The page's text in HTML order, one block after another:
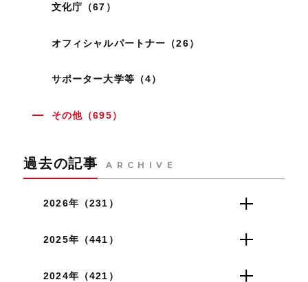
文化庁（67）
オフィシャルパートナー（26）
サポーター大学等（4）
その他（695）
過去の記事 ARCHIVE
2026年（231）
2025年（441）
2024年（421）